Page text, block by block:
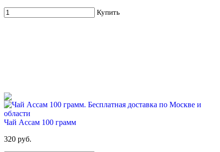
Горная (2х19л) + USB помпа
699 руб
Купить
Чай Ассам 100 грамм
320 руб.